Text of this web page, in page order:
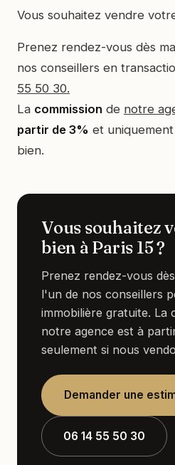
Vous souhaitez vendre
Prenez rendez-vous dès
nos conseillers en
55 50 30.
La commission de notre
partir de 3% et
bien.
Vous souhaitez
bien à Paris 15 ?
Prenez rendez-vous
l'un de nos conseillers
immobilière gratuite. La
notre agence est à
seulement si nous
Demander une
06 14 55 50 30